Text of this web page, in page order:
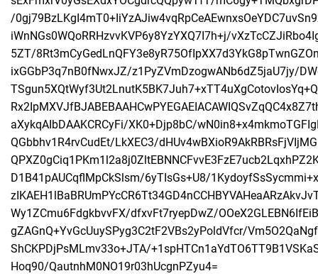
/
iWnNGs0WQoRRHzvvKVP6y8YzYXQ7I7h+j/
5ZT/
ixGGbP3q7nB0fNwxJZ/z1PyZVmDzogwANb6dZ5jaU7jy/
aXykqAIbDAAKCRCyFi/XK0+Djp8bC/
QGbbhv1R4rvCudEt/LkXEC3/
D1B41pAUCqflMpCkSlsm/6yTIsGs+U8/
Wy1ZCmu6FdgkbvvFX/dfxvFt7ryepDwZ/
gZAGnQ+YvGcUuySPyg3C2tF2VBs2yPoldVfcr/
ShCKPDjPsMLmv33o+JTA/
Hoq90/QautnhM0NO19r03hUcgnPZyu4=